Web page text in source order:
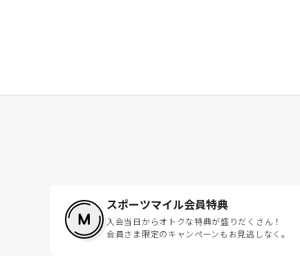
スポーツマイル会員特典
入会当日からオトクな特典が盛りだくさん！
会員さま限定のキャンペーンもお見逃しなく。